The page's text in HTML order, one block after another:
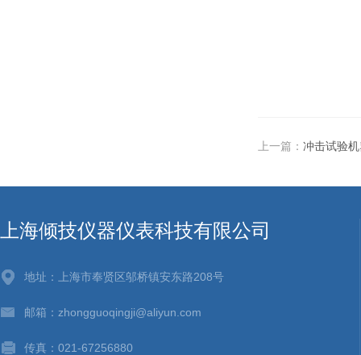
上一篇： 冲击试验
上海倾技仪器仪表科技有限公司
地址：上海市奉贤区邬桥镇安东路208号
邮箱：zhongguoqingji@aliyun.com
传真：021-67256880